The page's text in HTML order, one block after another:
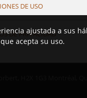
DE USO
DE PRIVACIDAD
ajustada a sus
acepta su uso.